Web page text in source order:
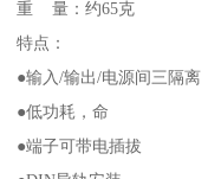
重 量：约65克
特点：
●输入/输出/电源间三隔离
●低功耗，命
●端子可带电插拔